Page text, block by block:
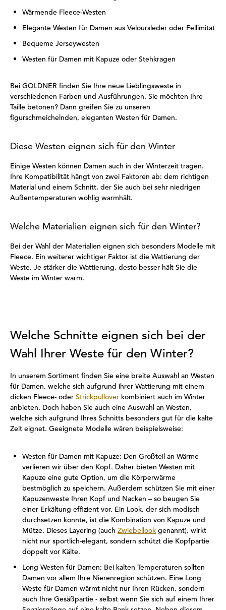
Wärmende Fleece-Westen
Elegante Westen für Damen aus Veloursleder oder Fellimitat
Bequeme Jerseywesten
Westen für Damen mit Kapuze oder Stehkragen
Bei GOLDNER finden Sie Ihre neue Lieblingsweste in
verschiedenen Farben und Ausführungen. Sie möchten Ihre
Taille betonen? Dann greifen Sie zu unseren
figurschmeichelnden, eleganten Westen für Damen.
Diese Westen eignen sich für den Winter
Einige Westen können Damen auch in der Winterzeit tragen.
Ihre Kompatibilität hängt von zwei Faktoren ab: dem richtigen
Material und einem Schnitt, der Sie auch bei sehr niedrigen
Außentemperaturen wohlig warmhält.
Welche Materialien eignen sich für den Winter?
Bei der Wahl der Materialien eignen sich besonders Modelle mit
Fleece. Ein weiterer wichtiger Faktor ist die Wattierung der
Weste. Je stärker die Wattierung, desto besser hält Sie die
Weste im Winter warm.
Welche Schnitte eignen sich bei der
Wahl Ihrer Weste für den Winter?
In unserem Sortiment finden Sie eine breite Auswahl an Westen
für Damen, welche sich aufgrund ihrer Wattierung mit einem
dicken Fleece- oder Strickpullover kombiniert auch im Winter
anbieten. Doch haben Sie auch eine Auswahl an Westen,
welche sich aufgrund Ihres Schnitts besonders gut für die kalte
Zeit eignet. Geeignete Modelle wären beispielsweise:
Westen für Damen mit Kapuze: Den Großteil an Wärme
verlieren wir über den Kopf. Daher bieten Westen mit
Kapuze eine gute Option, um die Körperwärme
bestmöglich zu speichern. Außerdem schützen Sie mit einer
Kapuzenweste Ihren Kopf und Nacken – so beugen Sie
einer Erkältung effizient vor. Ein Look, der sich modisch
durchsetzen konnte, ist die Kombination von Kapuze und
Mütze. Dieses Layering (auch Zwiebellook genannt), wirkt
nicht nur sportlich-elegant, sondern schützt die Kopfpartie
doppelt vor Kälte.
Long Westen für Damen: Bei kalten Temperaturen sollten
Damen vor allem Ihre Nierenregion schützen. Eine Long
Weste für Damen wärmt nicht nur Ihren Rücken, sondern
auch Ihre Gesäßpartie - selbst wenn Sie sich auf einem Ihrer